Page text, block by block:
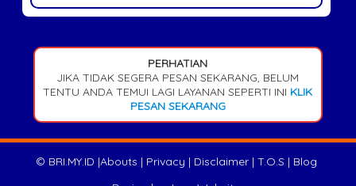
PERHATIAN
JIKA TIDAK SEGERA PESAN SEKARANG, BELUM
TENTU ANDA TEMUI LAGI LAYANAN SEPERTI INI KLIK
PESAN SEKARANG
© BRI.MY.ID |Abouts | Privacy | Disclaimer| T.O.S | Blog